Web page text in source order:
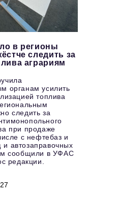
в регионы
следить за
аграриям
органам усилить
топлива
следить за
при продаже
с нефтебаз и
автозаправочных
сообщили в УФАС
редакции.